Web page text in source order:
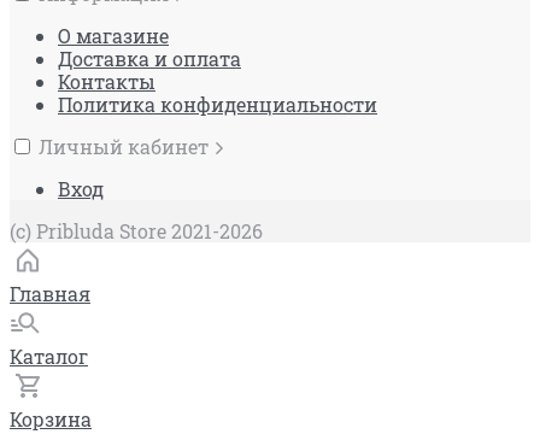
О магазине
Доставка и оплата
Контакты
Политика конфиденциальности
Личный кабинет
Вход
(c) Pribluda Store 2021-2026
Главная
Каталог
Корзина